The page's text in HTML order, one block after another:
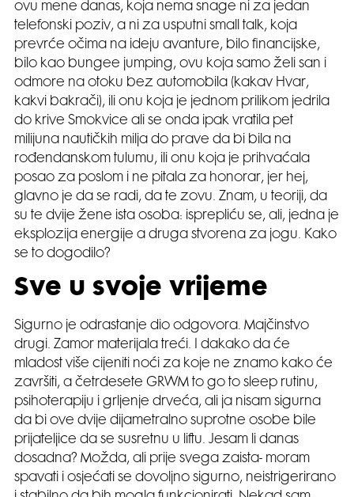
ovu mene danas, koja nema snage ni za jedan
telefonski poziv, a ni za usputni small talk, koja
prevrće očima na ideju avanture, bilo financijske,
bilo kao bungee jumping, ovu koja samo želi san i
odmore na otoku bez automobila (kakav Hvar,
kakvi bakrači), ili onu koja je jednom prilikom jedrila
do krive Smokvice ali se onda ipak vratila pet
milijuna nautičkih milja do prave da bi bila na
rođendanskom tulumu, ili onu koja je prihvaćala
posao za poslom i ne pitala za honorar, jer hej,
glavno je da se radi, da te zovu. Znam, u teoriji, da
su te dvije žene ista osoba: isprepliću se, ali, jedna je
eksplozija energije a druga stvorena za jogu. Kako
se to dogodilo?
Sve u svoje vrijeme
Sigurno je odrastanje dio odgovora. Majčinstvo
drugi. Zamor materijala treći. I dakako da će
mladost više cijeniti noći za koje ne znamo kako će
završiti, a četrdesete GRWM to go to sleep rutinu,
psihoterapiju i grljenje drveća, ali ja nisam sigurna
da bi ove dvije dijametralno suprotne osobe bile
prijateljice da se susretnu u liftu. Jesam li danas
dosadna? Možda, ali prije svega zaista- moram
spavati i osjećati se dovoljno sigurno, neistrigerirano